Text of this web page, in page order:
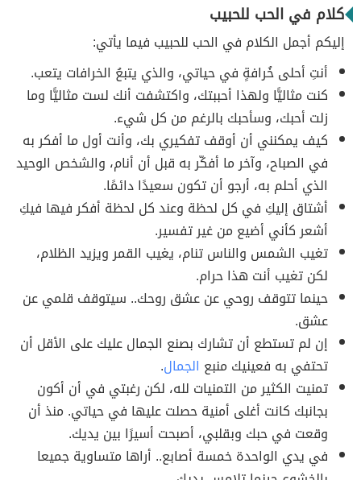
كلام في الحب للحبيب
إليكم أجمل الكلام في الحب للحبيب فيما يأتي:
أنتِ أحلى خُرافةٍ في حياتي، والذي يتبعُ الخرافات يتعب.
كنت مثاليًّا ولهذا أحببتك، واكتشفت أنك لست مثاليًّا وما
زلت أحبك، وسأحبك بالرغم من كل شيء.
كيف يمكنني أن أوقف تفكيري بك، وأنت أول ما أفكر به
في الصباح، وآخر ما أفكّر به قبل أن أنام، والشخص الوحيد
الذي أحلم به، أرجو أن تكون سعيدًا دائمًا.
أشتاق إليكِ في كل لحظة وعند كل لحظة أفكر فيها فيكِ
أشعر كأني أضيع من غير تفسير.
تغيب الشمس والناس تنام، يغيب القمر ويزيد الظلام،
لكن تغيب أنت هذا حرام.
حينما تتوقف روحي عن عشق روحك.. سيتوقف قلمي عن
عشق.
إن لم تستطع أن تشارك بصنع الجمال عليك على الأقل أن
تحتفي به فعينيك منبع الجمال.
تمنيت الكثير من التمنيات لله، لكن رغبتي في أن أكون
بجانبك كانت أغلى أمنية حصلت عليها في حياتي. منذ أن
وقعت في حبك وبقلبي، أصبحت أسيرًا بين يديك.
في يدي الواحدة خمسة أصابع.. أراها متساوية جميعا